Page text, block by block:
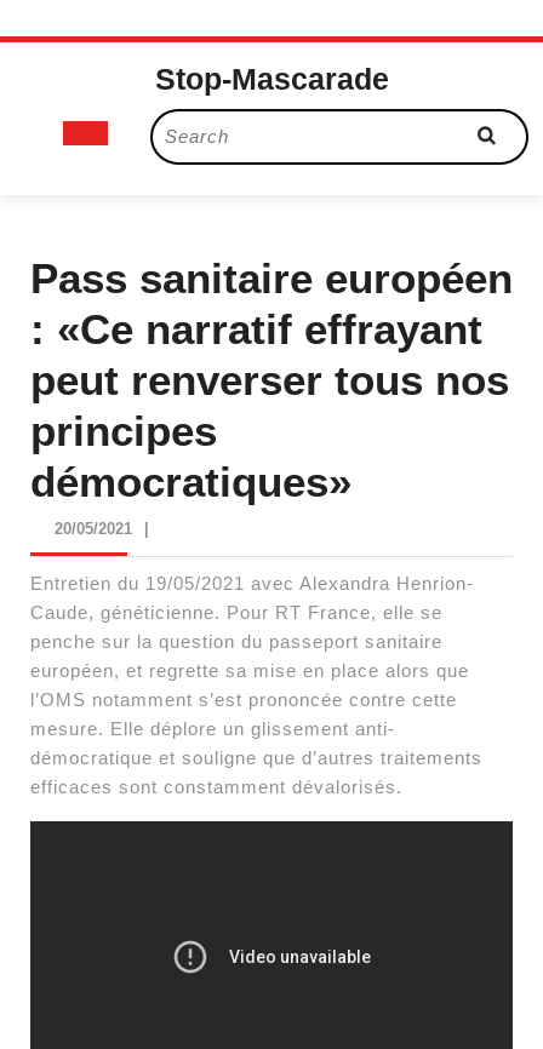
Skip
Stop-Mascarade
Open
Search
for:
Pass sanitaire européen
: «Ce narratif effrayant
peut renverser tous nos
principes
démocratiques»
20/05/202120/05/2021
Entretien du 19/05/2021 avec Alexandra Henrion-
Caude, généticienne. Pour RT France, elle se
penche sur la question du passeport sanitaire
européen, et regrette sa mise en place alors que
l’OMS notamment s’est prononcée contre cette
mesure. Elle déplore un glissement anti-
démocratique et souligne que d’autres traitements
efficaces sont constamment dévalorisés.